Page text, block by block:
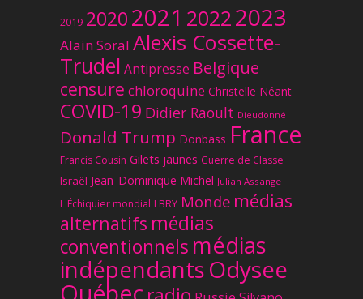
2019 20202021 20222023
Alain Soral Alexis Cossette-
Trudel Antipresse Belgique
censure chloroquine Christelle Néant
COVID-19 Didier Raoult Dieudonné
Donald Trump Donbass France
Francis Cousin Gilets jaunes Guerre de Classe
Israël Jean-Dominique Michel Julian Assange
L'Échiquier mondial LBRY Monde médias
alternatifs médias
conventionnels médias
indépendantsOdysee
Québec